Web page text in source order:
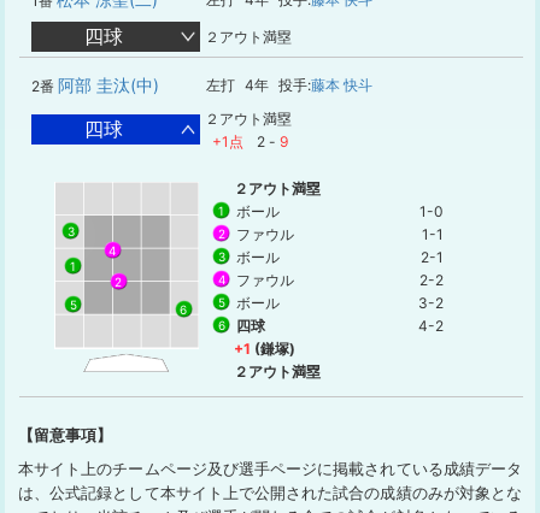
四球 ２アウト満塁
2番 阿部 圭汰(中) 左打 4年 投手:藤本 快斗
四球
２アウト満塁
+1点
2 - 9
1
2
3
4
5 6
２アウト満塁
1 ボール 1-0
2 ファウル 1-1
3 ボール 2-1
4 ファウル 2-2
5 ボール 3-2
6 四球
4-2
+1 (鎌塚)
２アウト満塁
【留意事項】
本サイト上のチームページ及び選手ページに掲載されている成績データ
は、公式記録として本サイト上で公開された試合の成績のみが対象とな